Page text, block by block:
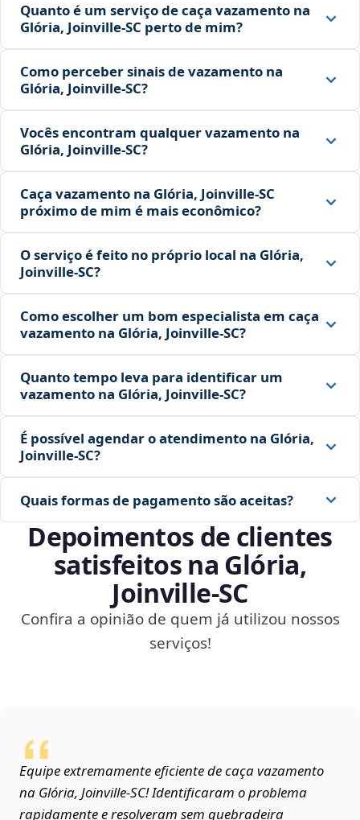
Quanto é um serviço de caça vazamento na
Glória, Joinville‑SC perto de mim?
Como perceber sinais de vazamento na
Glória, Joinville‑SC?
Vocês encontram qualquer vazamento na
Glória, Joinville‑SC?
Caça vazamento na Glória, Joinville‑SC
próximo de mim é mais econômico?
O serviço é feito no próprio local na Glória,
Joinville‑SC?
Como escolher um bom especialista em caça
vazamento na Glória, Joinville‑SC?
Quanto tempo leva para identificar um
vazamento na Glória, Joinville‑SC?
É possível agendar o atendimento na Glória,
Joinville‑SC?
Quais formas de pagamento são aceitas?
Depoimentos de clientes
satisfeitos na Glória,
Joinville‑SC
Confira a opinião de quem já utilizou nossos
serviços!
Equipe extremamente eficiente de caça vazamento
na Glória, Joinville‑SC! Identificaram o problema
rapidamente e resolveram sem quebradeira